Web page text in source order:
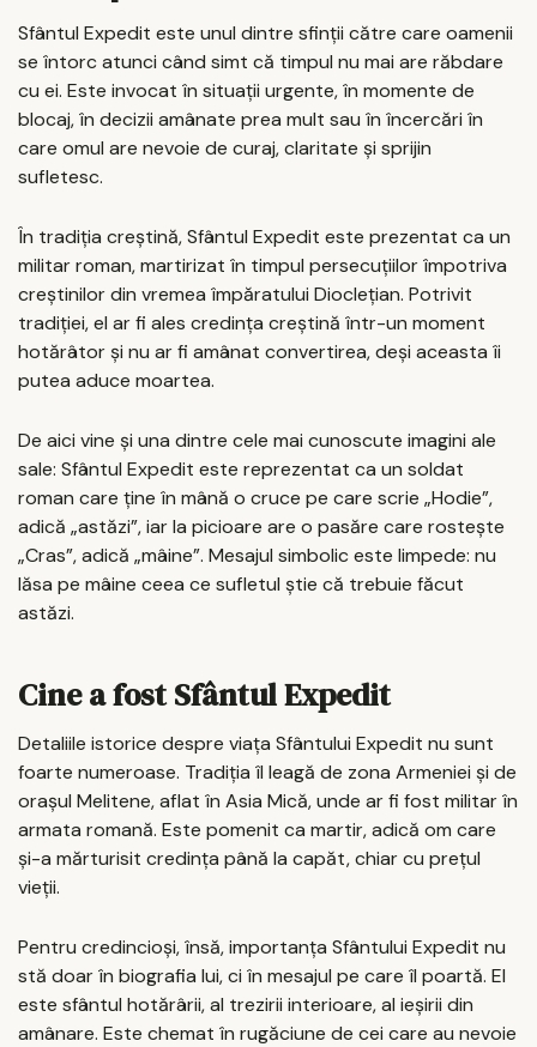
Sfântul Expedit este unul dintre sfinții către care oamenii
se întorc atunci când simt că timpul nu mai are răbdare
cu ei. Este invocat în situații urgente, în momente de
blocaj, în decizii amânate prea mult sau în încercări în
care omul are nevoie de curaj, claritate și sprijin
sufletesc.
În tradiția creștină, Sfântul Expedit este prezentat ca un
militar roman, martirizat în timpul persecuțiilor împotriva
creștinilor din vremea împăratului Dioclețian. Potrivit
tradiției, el ar fi ales credința creștină într-un moment
hotărâtor și nu ar fi amânat convertirea, deși aceasta îi
putea aduce moartea.
De aici vine și una dintre cele mai cunoscute imagini ale
sale: Sfântul Expedit este reprezentat ca un soldat
roman care ține în mână o cruce pe care scrie „Hodie”,
adică „astăzi”, iar la picioare are o pasăre care rostește
„Cras”, adică „mâine”. Mesajul simbolic este limpede: nu
lăsa pe mâine ceea ce sufletul știe că trebuie făcut
astăzi.
Cine a fost Sfântul Expedit
Detaliile istorice despre viața Sfântului Expedit nu sunt
foarte numeroase. Tradiția îl leagă de zona Armeniei și de
orașul Melitene, aflat în Asia Mică, unde ar fi fost militar în
armata romană. Este pomenit ca martir, adică om care
și-a mărturisit credința până la capăt, chiar cu prețul
vieții.
Pentru credincioși, însă, importanța Sfântului Expedit nu
stă doar în biografia lui, ci în mesajul pe care îl poartă. El
este sfântul hotărârii, al trezirii interioare, al ieșirii din
amânare. Este chemat în rugăciune de cei care au nevoie